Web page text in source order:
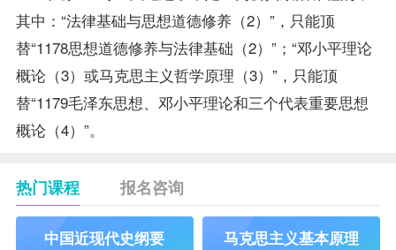
其中：“法律基础与思想道德修养（2）”，只能顶
替“1178思想道德修养与法律基础（2）”；“邓小平理论
概论（3）或马克思主义哲学原理（3）”，只能顶
替“1179毛泽东思想、邓小平理论和三个代表重要思想
概论（4）”。
热门课程 报名咨询
中国近现代史纲要 马克思主义基本原理